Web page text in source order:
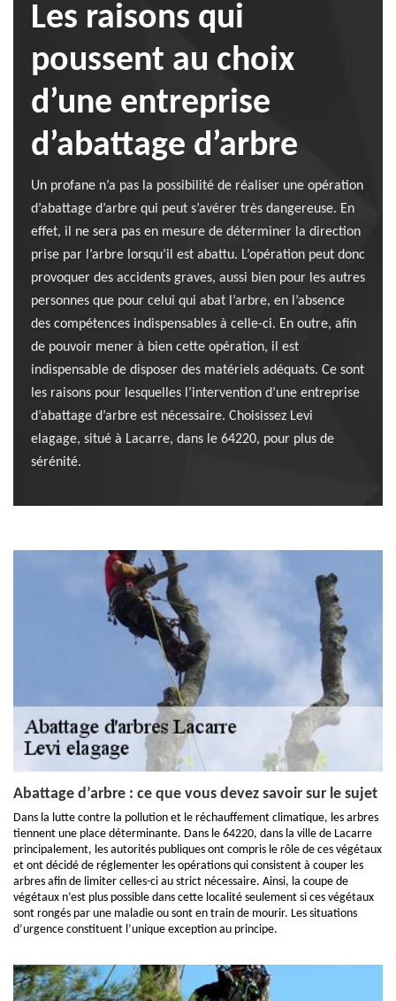
Les raisons qui
poussent au choix
d’une entreprise
d’abattage d’arbre
Un profane n’a pas la possibilité de réaliser une opération
d’abattage d’arbre qui peut s’avérer très dangereuse. En
effet, il ne sera pas en mesure de déterminer la direction
prise par l’arbre lorsqu’il est abattu. L’opération peut donc
provoquer des accidents graves, aussi bien pour les autres
personnes que pour celui qui abat l’arbre, en l’absence
des compétences indispensables à celle-ci. En outre, afin
de pouvoir mener à bien cette opération, il est
indispensable de disposer des matériels adéquats. Ce sont
les raisons pour lesquelles l’intervention d’une entreprise
d’abattage d’arbre est nécessaire. Choisissez Levi
elagage, situé à Lacarre, dans le 64220, pour plus de
sérénité.
Abattage d’arbre : ce que vous devez savoir sur le sujet
Dans la lutte contre la pollution et le réchauffement climatique, les arbres
tiennent une place déterminante. Dans le 64220, dans la ville de Lacarre
principalement, les autorités publiques ont compris le rôle de ces végétaux
et ont décidé de réglementer les opérations qui consistent à couper les
arbres afin de limiter celles-ci au strict nécessaire. Ainsi, la coupe de
végétaux n’est plus possible dans cette localité seulement si ces végétaux
sont rongés par une maladie ou sont en train de mourir. Les situations
d’urgence constituent l’unique exception au principe.